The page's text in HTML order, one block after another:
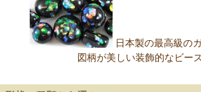
日本製の最高級の
図柄が美しい装飾的なビー